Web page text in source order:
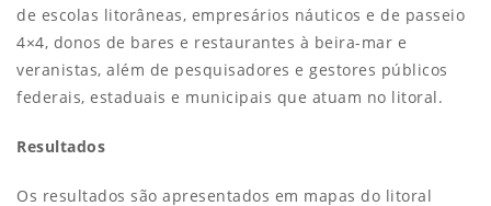
de escolas litorâneas, empresários náuticos e de passeio
4×4, donos de bares e restaurantes à beira-mar e
veranistas, além de pesquisadores e gestores públicos
federais, estaduais e municipais que atuam no litoral.
Resultados
Os resultados são apresentados em mapas do litoral